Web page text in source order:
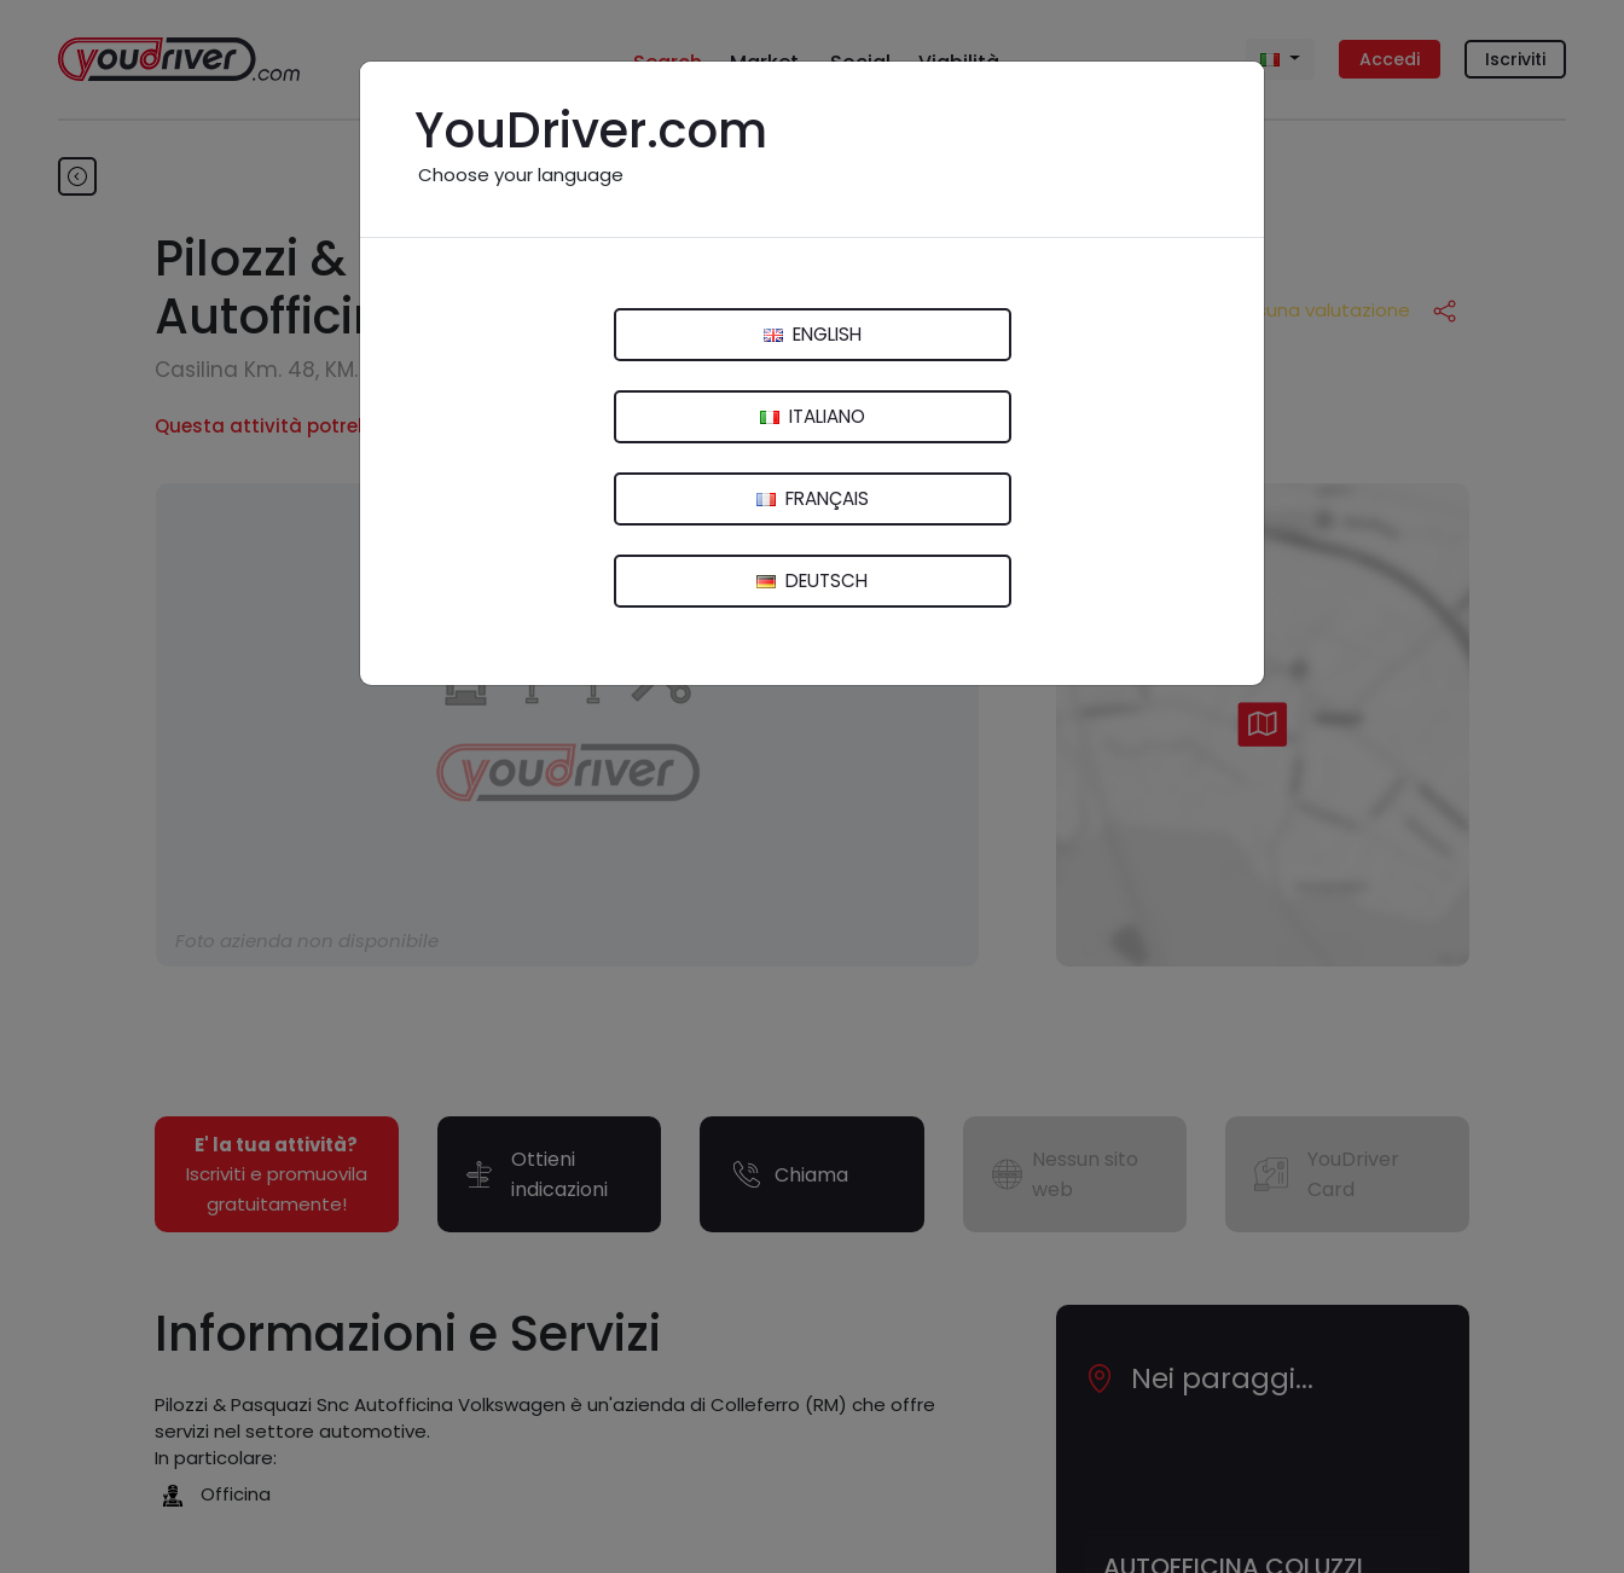
Search Market Social Viabilità Accedi Iscriviti
Pilozzi & Pasquazi Snc
Autofficina Volkswagen
Casilina Km. 48, KM. 48 - 00034 Colleferro (RM)
Nessuna valutazione
Questa attività potrebbe essere inesistente o non pertinente. Inviaci una segnalazione
Foto azienda non disponibile
E' la tua attività?
Iscriviti e promuovila
gratuitamente!
Ottieni
indicazioni
Chiama
Nessun sito
web
YouDriver
Card
Informazioni e Servizi
Pilozzi & Pasquazi Snc Autofficina Volkswagen è un'azienda di Colleferro (RM) che offre
servizi nel settore automotive.
In particolare:
Officina
Nei paraggi...
YouDriver.com
Choose your language
ENGLISH
ITALIANO
FRANÇAIS
DEUTSCH